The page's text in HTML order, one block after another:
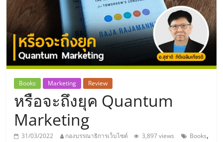
ThaiSMEsCenter,
รวม
ธุรกิจ
เอ
ส
Books Marketing Review
หรือจะถึงยุค Quantum
Marketing
31/03/2022 กองบรรณาธิการเว็บไซต์ 3,897 views Books,